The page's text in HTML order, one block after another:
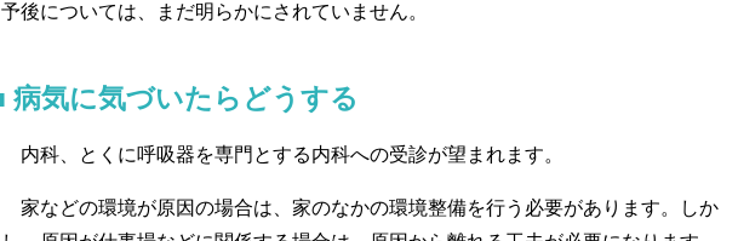
予後については、まだ明らかにされていません。
病気に気づいたらどうする
内科、とくに呼吸器を専門とする内科への受診が望まれます。
家などの環境が原因の場合は、家のなかの環境整備を行う必要があります。しか